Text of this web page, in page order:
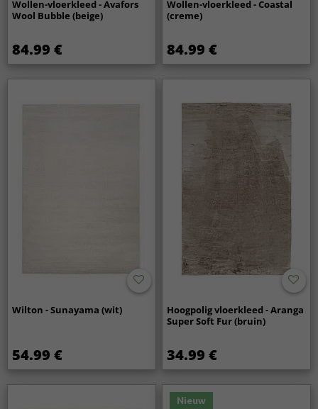
Wollen-vloerkleed - Avafors
Wool Bubble (beige)
84.99 €
Wollen-vloerkleed - Coastal
(creme)
84.99 €
Wilton - Sunayama (wit)
54.99 €
Hoogpolig vloerkleed - Aranga
Super Soft Fur (bruin)
34.99 €
Nieuw